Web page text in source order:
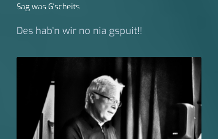
Sag was G‘scheits
Des hab’n wir no nia gspuit!!